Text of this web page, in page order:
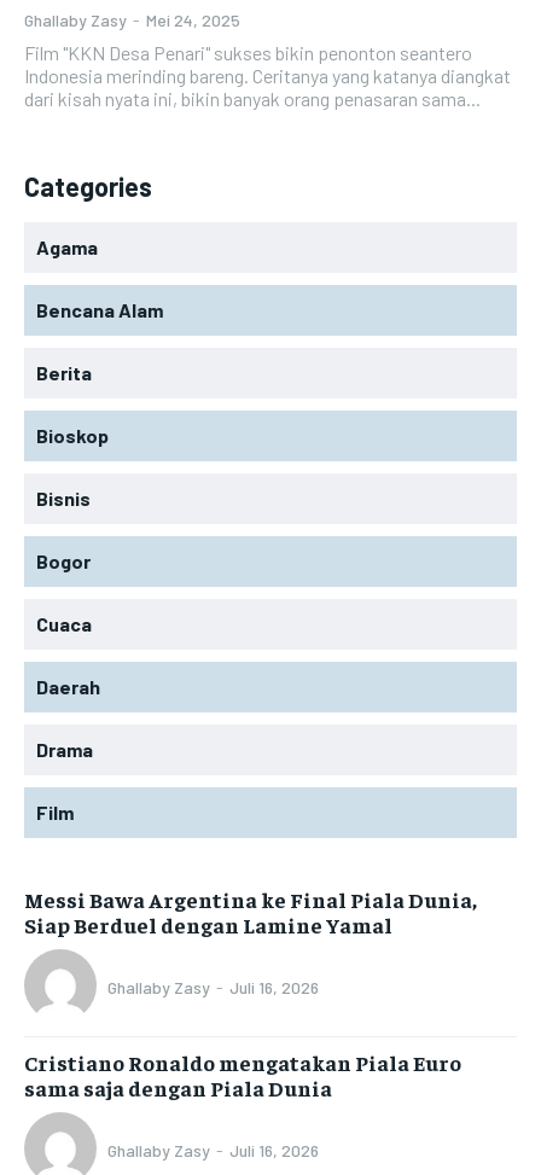
Ghallaby Zasy - Mei 24, 2025
Film "KKN Desa Penari" sukses bikin penonton seantero
Indonesia merinding bareng. Ceritanya yang katanya diangkat
dari kisah nyata ini, bikin banyak orang penasaran sama...
Categories
Agama
Bencana Alam
Berita
Bioskop
Bisnis
Bogor
Cuaca
Daerah
Drama
Film
Messi Bawa Argentina ke Final Piala Dunia,
Siap Berduel dengan Lamine Yamal
Ghallaby Zasy - Juli 16, 2026
Cristiano Ronaldo mengatakan Piala Euro
sama saja dengan Piala Dunia
Ghallaby Zasy - Juli 16, 2026